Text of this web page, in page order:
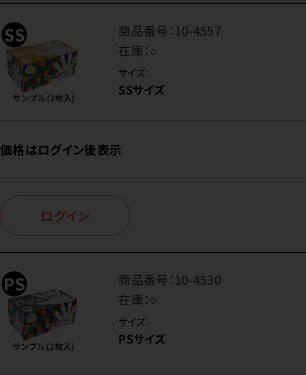
商品番号： 10-4557
在庫：○
サイズ：
SSサイズ
価格はログイン後表示
ログイン
商品番号： 10-4530
在庫：○
サイズ：
PSサイズ